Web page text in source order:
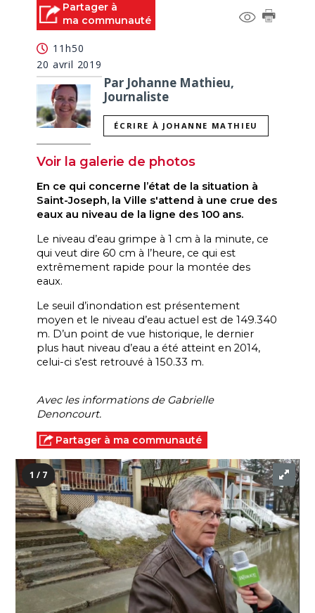
Partager à
ma communauté
11h50
20 avril 2019
Par Johanne Mathieu,
Journaliste
ÉCRIRE À JOHANNE MATHIEU
Voir la galerie de photos
En ce qui concerne l’état de la situation à
Saint-Joseph, la Ville s'attend à une crue des
eaux au niveau de la ligne des 100 ans.
Le niveau d’eau grimpe à 1 cm à la minute, ce
qui veut dire 60 cm à l’heure, ce qui est
extrêmement rapide pour la montée des
eaux.
Le seuil d’inondation est présentement
moyen et le niveau d’eau actuel est de 149.340
m. D’un point de vue historique, le dernier
plus haut niveau d’eau a été atteint en 2014,
celui-ci s’est retrouvé à 150.33 m.
Avec les informations de Gabrielle
Denoncourt.
Partager à ma communauté
1 / 7